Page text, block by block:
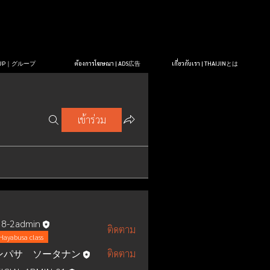
｜グループ ต้องการโฆษณา | ADS広告 เกี่ยวกับเรา | THAIJINとは
เข้าร่วม
2admin
class
ติดตาม
パサ ソータナン
ติดตาม